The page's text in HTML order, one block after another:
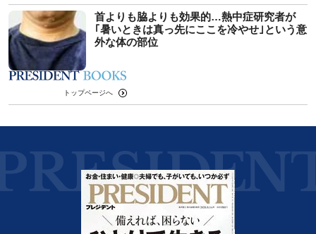
首よりも脇よりも効果的…熱中症研究者が
｢暑いときは真っ先にここを冷やせ｣という意
外な体の部位
トップページへ